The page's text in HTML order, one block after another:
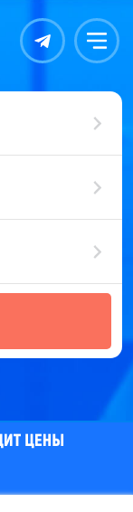
Контакты Меню